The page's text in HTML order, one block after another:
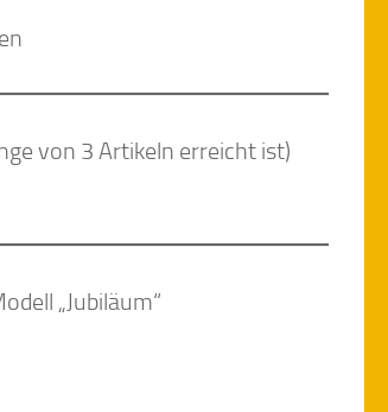
von 3 Artikeln erreicht ist)
„Jubiläum“